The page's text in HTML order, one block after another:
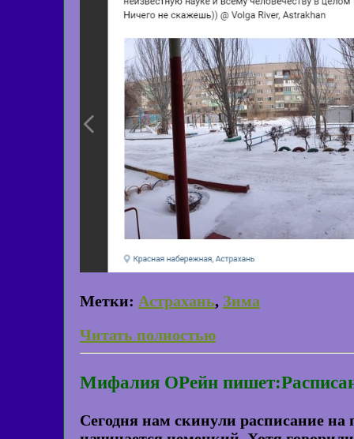
Метки: Астрахань, Зима
Читать полностью
Мифалия ОРейн
Сегодня нам скинули расписание на